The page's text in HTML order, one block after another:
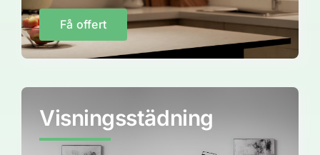
Få offert
Visningsstädning